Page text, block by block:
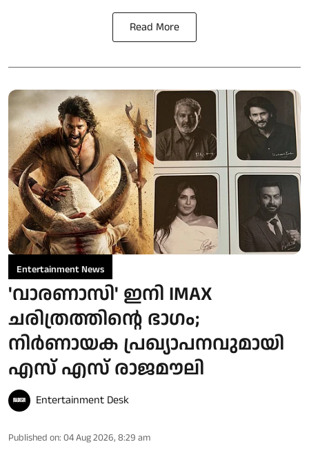
Read More
Entertainment News
'വാരണാസി' ഇനി IMAX
ചരിത്രത്തിന്റെ ഭാഗം;
നിർണായക പ്രഖ്യാപനവുമായി
എസ് എസ് രാജമൗലി
Entertainment Desk
Published on: 04 Aug 2026, 8:29 am